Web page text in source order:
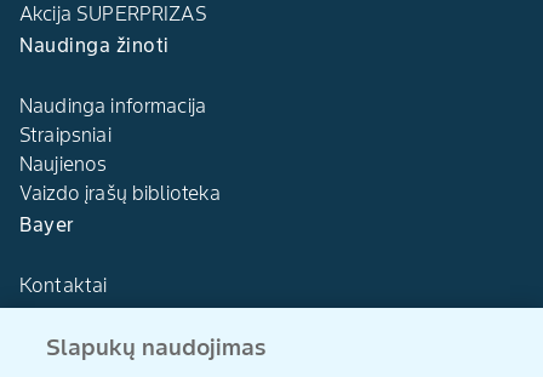
Akcija SUPERPRIZAS
Naudinga žinoti
Naudinga informacija
Straipsniai
Naujienos
Vaizdo įrašų biblioteka
Bayer
Kontaktai
Slapukų naudojimas